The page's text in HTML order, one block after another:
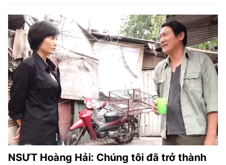
NSƯT Hoàng Hải: Chúng tôi đã trở thành